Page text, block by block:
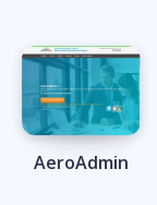
AeroAdmin